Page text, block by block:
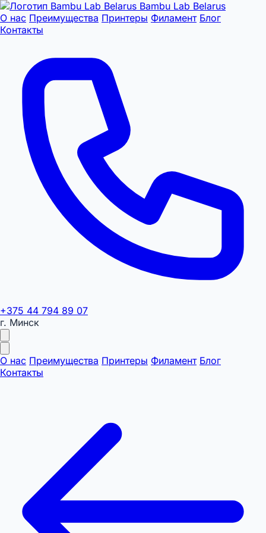
Bambu Lab Belarus
О нас Преимущества Принтеры Филамент Блог
Контакты
+375 44 794 89 07
г. Минск
О нас Преимущества Принтеры Филамент Блог
Контакты